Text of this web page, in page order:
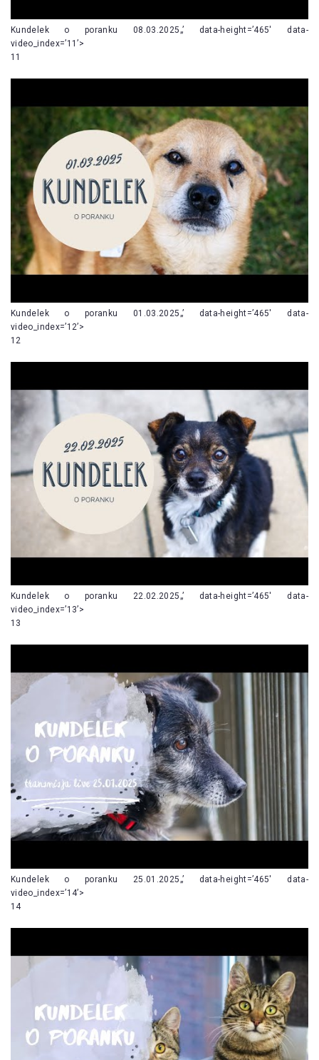
Kundelek o poranku 08.03.2025„’ data-height=’465′ data-
video_index=’11’>
11
Kundelek o poranku 01.03.2025„’ data-height=’465′ data-
video_index=’12’>
12
Kundelek o poranku 22.02.2025„’ data-height=’465′ data-
video_index=’13’>
13
Kundelek o poranku 25.01.2025„’ data-height=’465′ data-
video_index=’14’>
14